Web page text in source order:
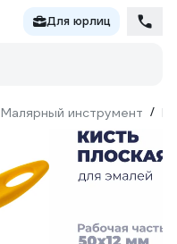
Для юрлиц
Малярный инструмент /